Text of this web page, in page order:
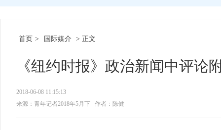
首页 > 国际媒介 > 正文
《纽约时报》政治新闻中评论
2018-06-08 11:15:13
来源：青年记者2018年5月下
作者：陈健